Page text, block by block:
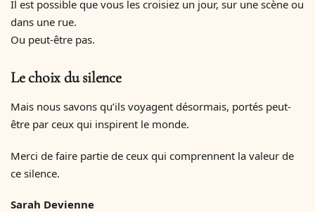
Il est possible que vous les croisiez un jour, sur une scène ou
dans une rue.
Ou peut-être pas.
Le choix du silence
Mais nous savons qu’ils voyagent désormais, portés peut-
être par ceux qui inspirent le monde.
Merci de faire partie de ceux qui comprennent la valeur de
ce silence.
Sarah Devienne